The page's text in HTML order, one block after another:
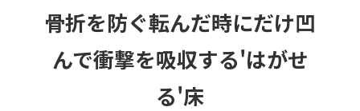
骨折を防ぐ転んだ時にだけ凹
んで衝撃を吸収する'はがせ
る'床